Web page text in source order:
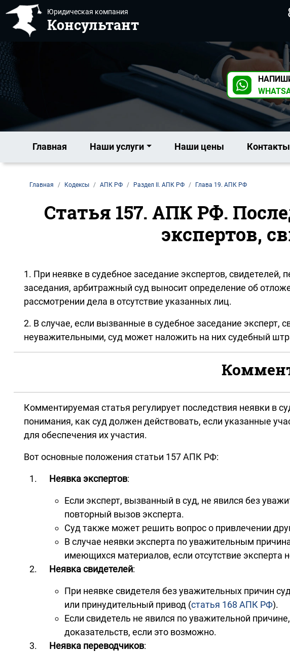
Юридическая компания
Консультант
Главная Наши услуги Наши цены Контакты
Главная Кодексы АПК РФ Раздел II. АПК РФ Глава 19. АПК РФ
Статья 157. АПК РФ.
экспертов,
1. При неявке в судебное заседание экспертов,
заседания, арбитражный суд выносит определение об
рассмотрении дела в отсутствие указанных лиц.
2. В случае, если вызванные в судебное заседание эксперт,
неуважительными, суд может наложить на них судебный
Комментируемая статья регулирует последствия неявки в
понимания, как суд должен действовать, если указанные
для обеспечения их участия.
Вот основные положения статьи 157 АПК РФ:
Неявка экспертов:
Если эксперт, вызванный в суд, не явился без
повторный вызов эксперта.
Суд также может решить вопрос о привлечении
В случае неявки эксперта по уважительным
имеющихся материалов, если отсутствие
Неявка свидетелей:
При неявке свидетеля без уважительных причин
или принудительный привод (статья 168 АПК РФ).
Если свидетель не явился по уважительной
доказательств, если это возможно.
Неявка переводчиков: